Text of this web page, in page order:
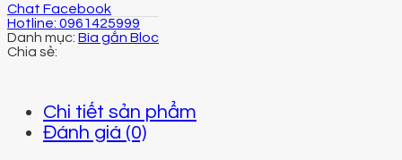
Chat Facebook
Hotline: 0961425999
Danh mục: Bìa gắn Bloc
Chi tiết sản phẩm
Đánh giá (0)